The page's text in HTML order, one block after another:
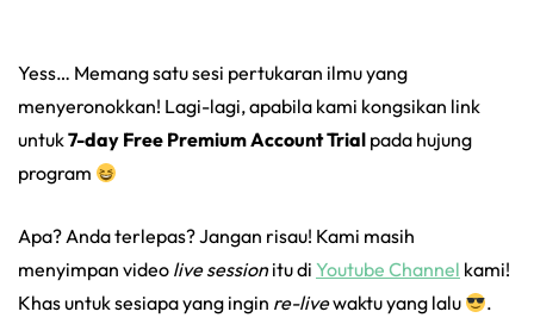
Yess… Memang satu sesi pertukaran ilmu yang
menyeronokkan! Lagi-lagi, apabila kami kongsikan link
untuk7-day Free Premium Account Trial pada hujung
program
Apa? Anda terlepas? Jangan risau! Kami masih
menyimpan video live sessionitu di Youtube Channel kami!
Khas untuk sesiapa yang ingin re-livewaktu yang lalu .